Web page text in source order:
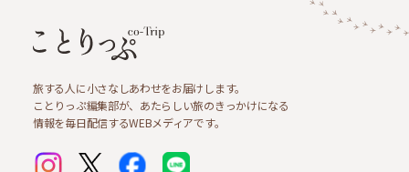
旅する人に小さなしあわせをお届けします。
ことりっぷ編集部が、あたらしい旅のきっかけになる
情報を毎日配信するWEBメディアです。